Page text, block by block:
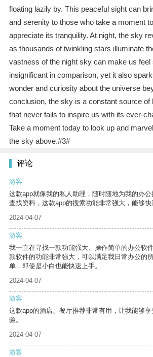
floating lazily by. This peaceful sight can
and serenity to those who take a moment
appreciate its tranquility. At night, the sky
as thousands of twinkling stars illuminate
vastness of the night sky can make us feel
insignificant in comparison, yet it also
wonder and curiosity about the universe
conclusion, the sky is a constant source of
that never fails to inspire us with its ever-
Take a moment today to look up and
the sky above.#3#
评论
游客
这款app就像我的私人助理，随时随地为我的办
查找资料，这款app的搜索功能非常强大，能够快
2024-04-07
游客
我一直在寻找一款功能强大、操作简单的办公软
款软件的功能非常强大，可以满足我日常办公的
单，即使是小白也能快速上手。
2024-04-07
游客
这款app的酒店、餐厅推荐非常有用，让我能够
验。
2024-04-07
游客